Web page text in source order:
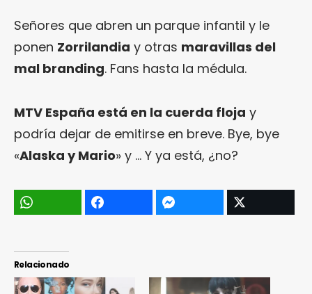
Señores que abren un parque infantil y le
ponen Zorrilandia y otras maravillas del
mal branding. Fans hasta la médula.
MTV España está en la cuerda floja y
podría dejar de emitirse en breve. Bye, bye
«Alaska y Mario» y … Y ya está, ¿no?
Relacionado